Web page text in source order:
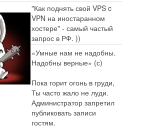
"Как поднять свой VPS c
VPN на иностаранном
хостере" - самый частый
запрос в РФ. ))
«Умные нам не надобны.
Надобны верные» (с)
Пока горит огонь в груди,
Ты часто жало не луди.
Администратор запретил
публиковать записи
гостям.